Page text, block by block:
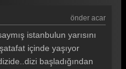
önder acar
istanbulun yarısını
içinde yaşıyor
başladığından